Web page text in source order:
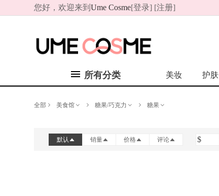
您好，欢迎来到 Ume Cosme[登录] [注册]
所有分类 美妆 护肤
全部 美食馆 糖果/巧克力 糖果
默认 销量 价格 评论 $